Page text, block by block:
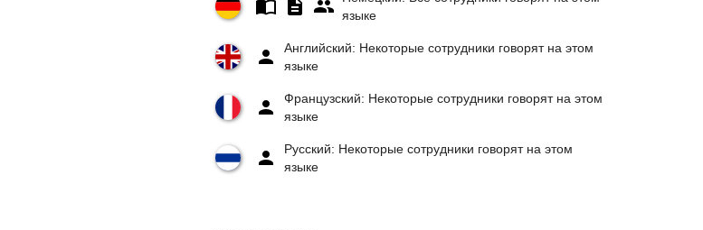
языке
Английский: Некоторые сотрудники говорят на этом
языке
Французский: Некоторые сотрудники говорят на этом
языке
Русский: Некоторые сотрудники говорят на этом
языке